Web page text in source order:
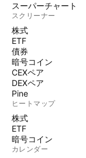
スーパーチャート
スクリーナー
株式
ETF
債券
暗号コイン
CEXペア
DEXペア
Pine
ヒートマップ
株式
ETF
暗号コイン
カレンダー